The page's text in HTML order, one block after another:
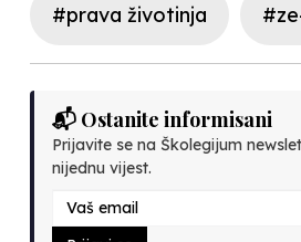
#prava životinja
📬 Ostanite informisani
Prijavite se na Školegijum
nijednu vijest.